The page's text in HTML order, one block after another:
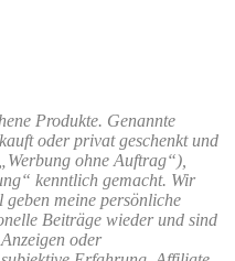
Produkte. Genannte
oder privat geschenkt und
ohne Auftrag“),
kenntlich gemacht. Wir
meine persönliche
Beiträge wieder und sind
oder